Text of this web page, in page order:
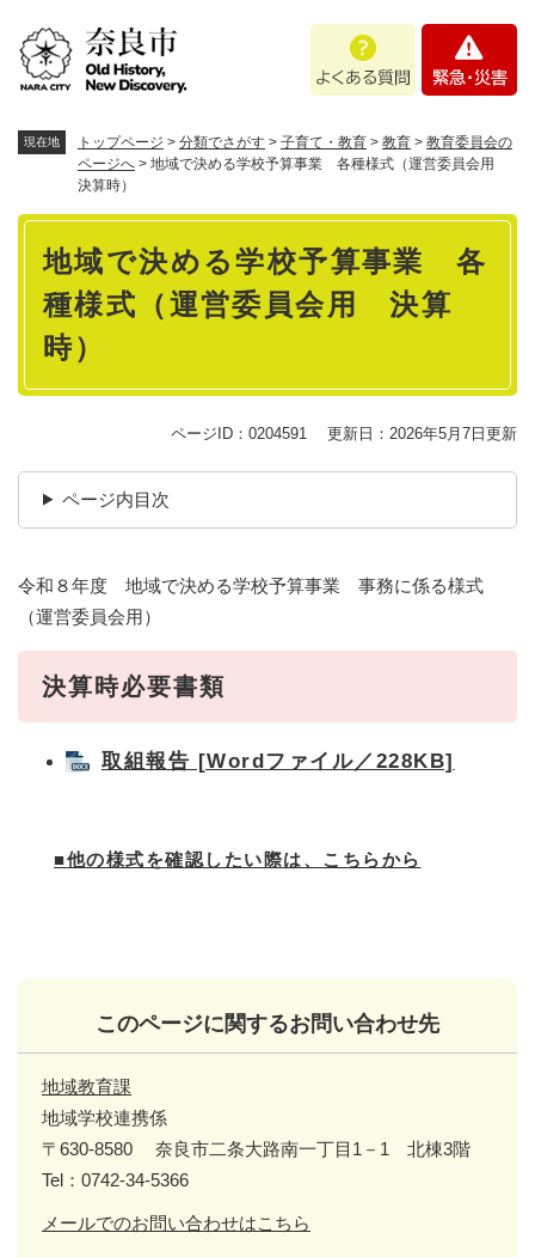
あ
問
・
現在地 トップページ > 分類でさがす > 子育て・教育 > 教育 > 教育委員会の
ページへ > 地域で決める学校予算事業 各種様式（運営委員会用
決算時）
本
地域で決める学校予算事業 各
種様式（運営委員会用 決算
時）
ページID：0204591 更新日：2026年5月7日更新
ページ内目次
令和８年度 地域で決める学校予算事業 事務に係る様式
（運営委員会用）
決算時必要書類
取組報告 [Wordファイル／228KB]
■他の様式を確認したい際は、こちらから
このページに関するお問い合わせ先
地域教育課
地域学校連携係
〒630-8580
奈良市二条大路南一丁目1－1 北棟3階
Tel：0742-34-5366
メールでのお問い合わせはこちら